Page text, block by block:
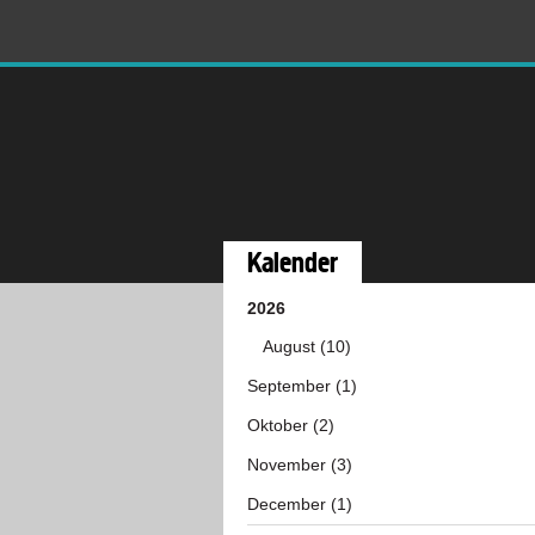
Kalender
2026
August (10)
September (1)
Oktober (2)
November (3)
December (1)